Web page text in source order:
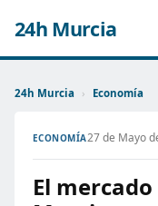
24h Murcia
24h Murcia › Economía
ECONOMÍA27 de Mayo
El